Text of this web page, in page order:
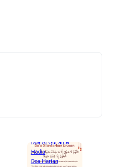
Doa Al Qur'an &
Hadis
Doa Harian